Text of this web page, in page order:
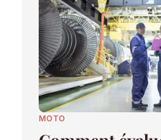
MOTO